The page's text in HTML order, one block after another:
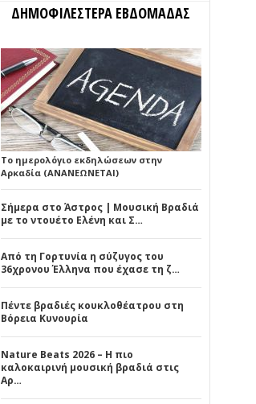
ΔΗΜΟΦΙΛΕΣΤΕΡΑ ΕΒΔΟΜΑΔΑΣ
Το ημερολόγιο εκδηλώσεων στην
Αρκαδία (ΑΝΑΝΕΩΝΕΤΑΙ)
Σήμερα στο Άστρος | Μουσική Βραδιά
με το ντουέτο Ελένη και Σ…
Από τη Γορτυνία η σύζυγος του
36χρονου Έλληνα που έχασε τη ζ…
Πέντε βραδιές κουκλοθέατρου στη
Βόρεια Κυνουρία
Nature Beats 2026 – Η πιο
καλοκαιρινή μουσική βραδιά στις
Αρ…